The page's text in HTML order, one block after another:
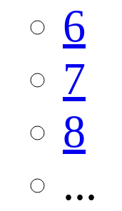
6
7
8
...